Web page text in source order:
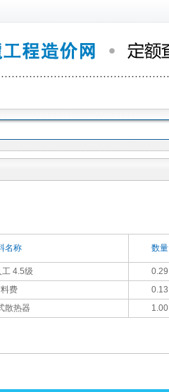
名称 数量
4.5级 0.29
费 0.13
散热器 1.00